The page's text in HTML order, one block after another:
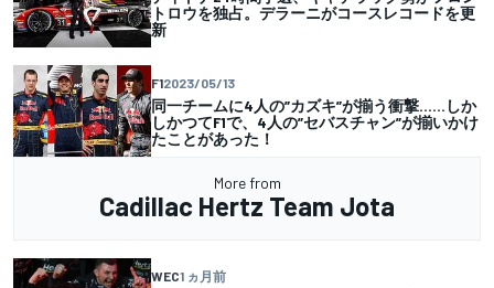
トロウを独占。デラーニがコースレコードを更
新
F12023/05/13
同一チームに4人の”カズキ”が揃う衝撃……しか
しかつてF1で、4人の”セバスチャン”が揃いかけ
たことがあった！
More from
Cadillac Hertz Team Jota
WEC1 ヵ月前